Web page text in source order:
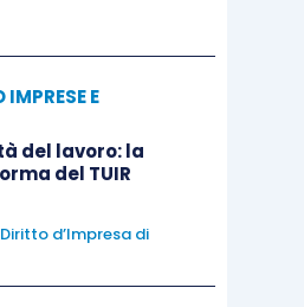
E
del lavoro: la
del TUIR
d’Impresa di